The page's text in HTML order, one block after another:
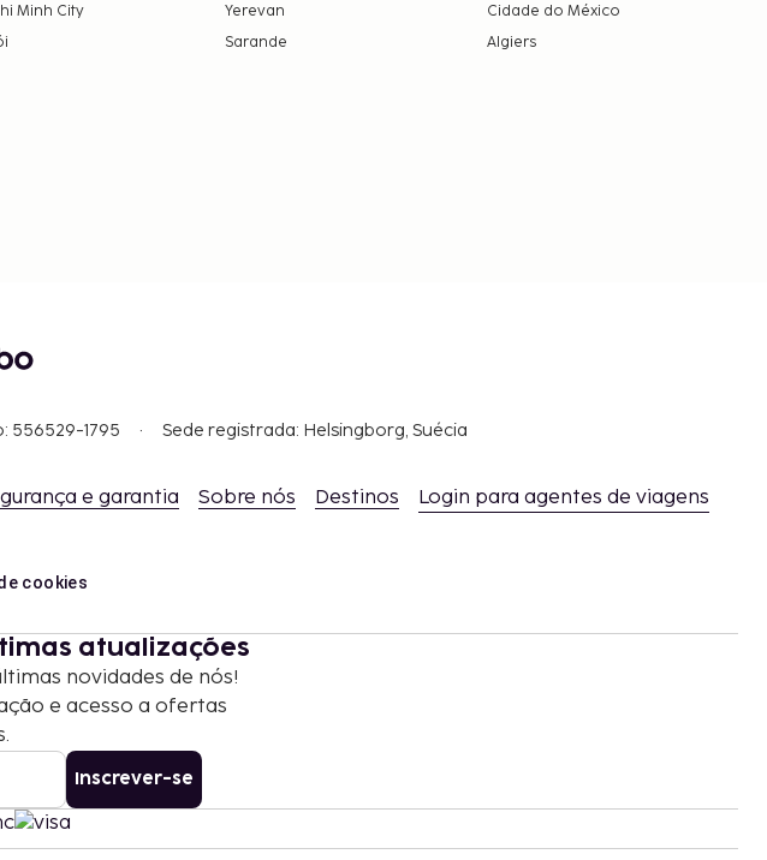
Minh City
Yerevan
Cidade do México
Sarande Algiers
556529-1795 Sede registrada: Helsingborg, Suécia
e garantia Sobre nós Destinos Login para agentes de viagens
cookies
atualizações
novidades de nós!
e acesso a ofertas
Inscrever-se